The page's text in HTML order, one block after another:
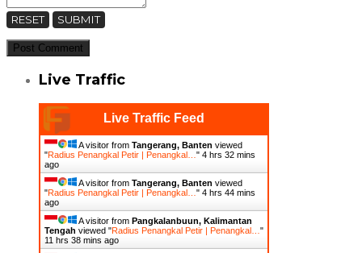
RESET SUBMIT
Live Traffic
Live Traffic Feed
A visitor from Tangerang, Banten viewed
"Radius Penangkal Petir | Penangkal… " 4 hrs 32 mins
ago
A visitor from Tangerang, Banten viewed
"Radius Penangkal Petir | Penangkal… " 4 hrs 44 mins
ago
A visitor from Pangkalanbuun, Kalimantan
Tengah viewed "Radius Penangkal Petir | Penangkal… "
11 hrs 38 mins ago